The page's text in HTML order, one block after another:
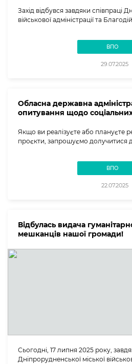
Захід відбувся завдяки співпраці
військової адміністрації та
ВПО
29.07.2025
Обласна державна
опитування щодо соціальних
Якщо ви реалізуєте або плануєте
проєкти, запрошуємо долучитися
ВПО
22.07.2025
Відбулась видача
мешканців нашої громади!
Сьогодні, 17 липня 2025 року,
Дніпрорудненської міської